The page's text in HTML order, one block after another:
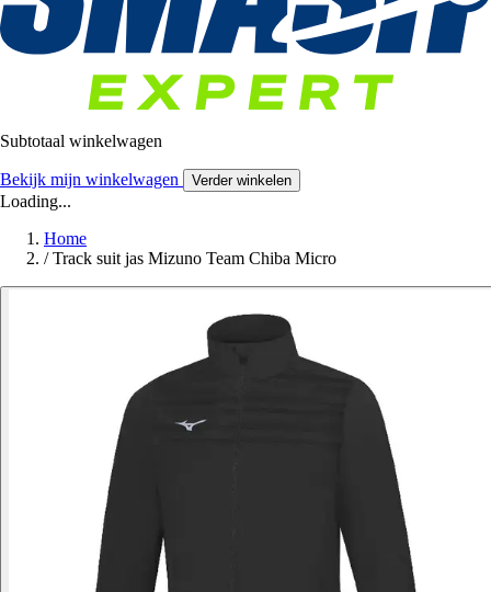
Subtotaal winkelwagen
Bekijk mijn winkelwagen Verder winkelen
Loading...
Home
/ Track suit jas Mizuno Team Chiba Micro